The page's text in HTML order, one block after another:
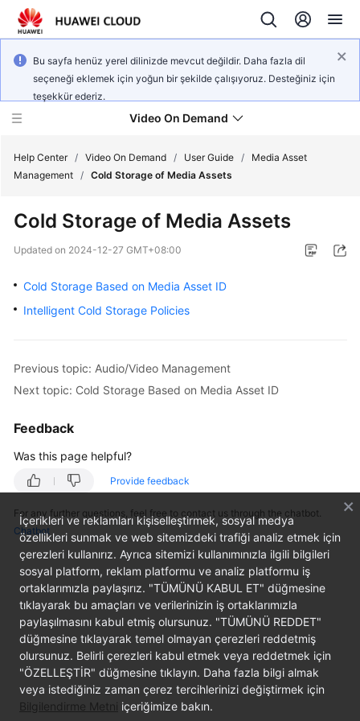
Bu sayfa henüz yerel dilinizde mevcut değildir. Daha fazla dil
seçeneği eklemek için yoğun bir şekilde çalışıyoruz. Desteğiniz için
teşekkür ederiz.
Video On Demand
New
Bulletin
Service
Getting
Started
User
Best
API
Reference
SDK
Reference
FAQs
Troubleshooting
Help Center / Video On Demand / User Guide /
Media Asset
Management / Cold Storage of Media Assets
Cold Storage of Media Assets
Updated on 2024-12-27 GMT+08:00
Cold Storage Based on Media Asset ID
Intelligent Cold Storage Policies
Previous topic: Audio/Video Management
Next topic: Cold Storage Based on Media Asset ID
Feedback
Was this page helpful?
Provide feedback
For any further questions, feel free to contact us through the chatbot.
Chatbot
İçerikleri ve reklamları kişiselleştirmek, sosyal medya
özellikleri sunmak ve web sitemizdeki trafiği analiz etmek için
çerezleri kullanırız. Ayrıca sitemizi kullanımınızla ilgili bilgileri
sosyal platform, reklam platformu ve analiz platformu iş
ortaklarımızla paylaşırız. "TÜMÜNÜ KABUL ET" düğmesine
tıklayarak bu amaçları ve verilerinizin iş ortaklarımızla
paylaşılmasını kabul etmiş olursunuz. "TÜMÜNÜ REDDET"
düğmesine tıklayarak temel olmayan çerezleri reddetmiş
olursunuz. Belirli çerezleri kabul etmek veya reddetmek için
"ÖZELLEŞTİR" düğmesine tıklayın. Daha fazla bilgi almak
veya istediğiniz zaman çerez tercihlerinizi değiştirmek için
Bilgilendirme Metni içeriğimize bakın.